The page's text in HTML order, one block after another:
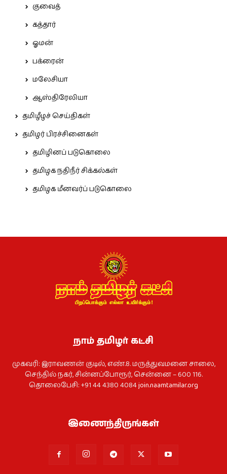
குவைத்
கத்தார்
ஓமன்
பக்ரைன்
மலேசியா
ஆஸ்திரேலியா
தமிழீழச் செய்திகள்
தமிழர் பிரச்சினைகள்
தமிழினப் படுகொலை
தமிழக நதிநீர் சிக்கல்கள்
தமிழக மீனவர்ப் படுகொலை
நாம் தமிழர் கட்சி
முகவரி: இராவணன் குடில், எண்.8. மருத்துவமனை சாலை,
செந்தில் நகர், சின்னப்போரூர், சென்னை – 600 116.
தொலைபேசி: +91 44 4380 4084join.naamtamilar.org
இணைந்திருங்கள்